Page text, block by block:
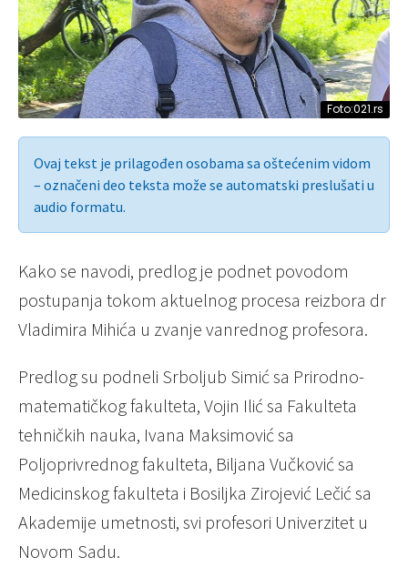
Foto:021.rs
Ovaj tekst je prilagođen osobama sa oštećenim vidom
– označeni deo teksta može se automatski preslušati u
audio formatu.
Kako se navodi, predlog je podnet povodom
postupanja tokom aktuelnog procesa reizbora dr
Vladimira Mihića u zvanje vanrednog profesora.
Predlog su podneli Srboljub Simić sa Prirodno-
matematičkog fakulteta, Vojin Ilić sa Fakulteta
tehničkih nauka, Ivana Maksimović sa
Poljoprivrednog fakulteta, Biljana Vučković sa
Medicinskog fakulteta i Bosiljka Zirojević Lečić sa
Akademije umetnosti, svi profesori Univerzitet u
Novom Sadu.